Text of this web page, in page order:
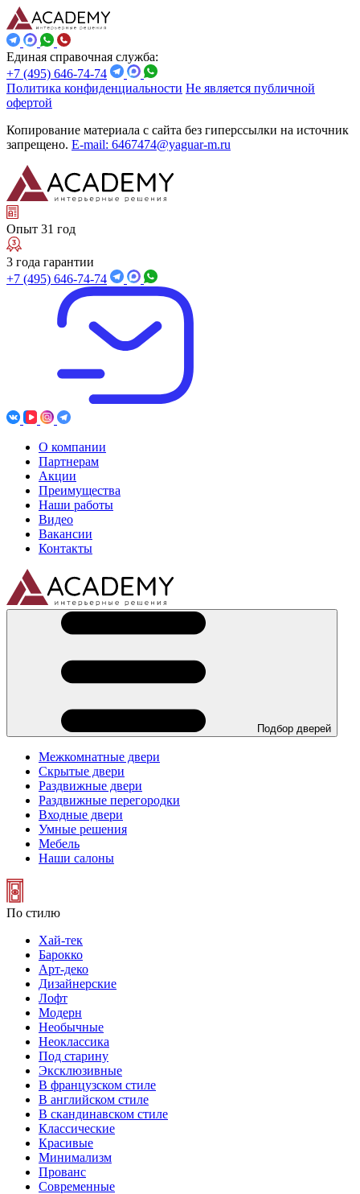
Единая справочная служба:
+7 (495) 646-74-74
Политика конфиденциальности Не является публичной
офертой
Копирование материала с сайта без гиперссылки на источник
запрещено. E-mail: 6467474@yaguar-m.ru
Опыт 31 год
3 года гарантии
+7 (495) 646-74-74
О компании
Партнерам
Акции
Преимущества
Наши работы
Видео
Вакансии
Контакты
Подбор дверей
Межкомнатные двери
Скрытые двери
Раздвижные двери
Раздвижные перегородки
Входные двери
Умные решения
Мебель
Наши салоны
По стилю
Хай-тек
Барокко
Арт-деко
Дизайнерские
Лофт
Модерн
Необычные
Неоклассика
Под старину
Эксклюзивные
В французском стиле
В английском стиле
В скандинавском стиле
Классические
Красивые
Минимализм
Прованс
Современные